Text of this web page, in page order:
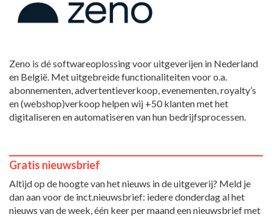
Zeno is dé softwareoplossing voor uitgeverijen in Nederland
en België. Met uitgebreide functionaliteiten voor o.a.
abonnementen, advertentieverkoop, evenementen, royalty’s
en (webshop)verkoop helpen wij +50 klanten met het
digitaliseren en automatiseren van hun bedrijfsprocessen.
Gratis nieuwsbrief
Altijd op de hoogte van het nieuws in de uitgeverij? Meld je
dan aan voor de inct.nieuwsbrief: iedere donderdag al het
nieuws van de week, één keer per maand een nieuwsbrief met